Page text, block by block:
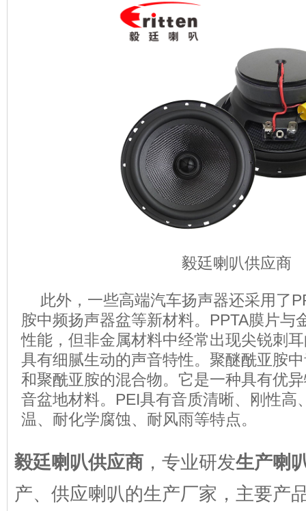
毅廷喇叭供应商
此外，一些高端汽车扬声器还采用了
胺中频扬声器盆等新材料。PPTA膜片与
性能，但非金属材料中经常出现尖锐刺
具有细腻生动的声音特性。聚醚酰亚胺
和聚酰亚胺的混合物。它是一种具有优
音盆地材料。PEI具有音质清晰、刚性高
温、耐化学腐蚀、耐风雨等特点。
毅廷喇叭供应商 ，专业研发生产喇
产、供应喇叭的生产厂家，主要产